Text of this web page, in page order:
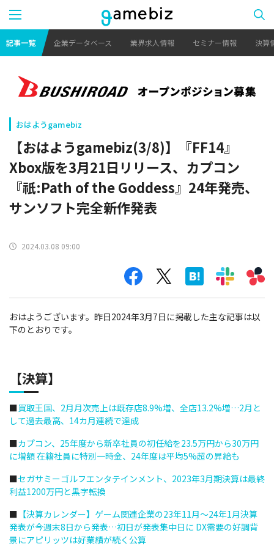
記事一覧 企業データベース 業界求人情報 セミナー情報 決算
おはようgamebiz
【おはようgamebiz(3/8)】『FF14』
Xbox版を3月21日リリース、カプコン
『祇:Path of the Goddess』24年発売、
サンソフト完全新作発表
2024.03.08 09:00
おはようございます。昨日2024年3月7日に掲載した主な記事は以
下のとおりです。
【決算】
■買取王国、2月月次売上は既存店8.9%増、全店13.2%増…2月と
して過去最高、14カ月連続で達成
■カプコン、25年度から新卒社員の初任給を23.5万円から30万円
に増額 在籍社員に特別一時金、24年度は平均5%超の昇給も
■セガサミーゴルフエンタテインメント、2023年3月期決算は最終
利益1200万円と黒字転換
■ 【決算カレンダー】ゲーム関連企業の23年11月～24年1月決算
発表が今週末8日から発表…初日が発表集中日に DX需要の好調背
景にアピリッツは好業績が続く公算